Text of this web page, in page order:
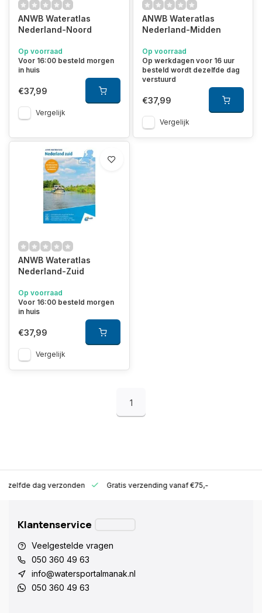
ANWB Wateratlas
Nederland-Noord
Op voorraad
Voor 16:00 besteld morgen
in huis
€37,99
Vergelijk
ANWB Wateratlas
Nederland-Midden
Op voorraad
Op werkdagen voor 16 uur
besteld wordt dezelfde dag
verstuurd
€37,99
Vergelijk
ANWB Wateratlas
Nederland-Zuid
Op voorraad
Voor 16:00 besteld morgen
in huis
€37,99
Vergelijk
1
zelfde dag verzonden Gratis verzending vanaf €75,-
Klantenservice
Veelgestelde vragen
050 360 49 63
info@watersportalmanak.nl
050 360 49 63